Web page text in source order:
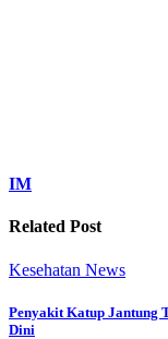
IM
Related Post
Kesehatan News
Penyakit Katup Jantung
Dini